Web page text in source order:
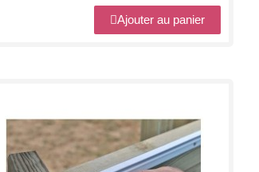
Ajouter au panier